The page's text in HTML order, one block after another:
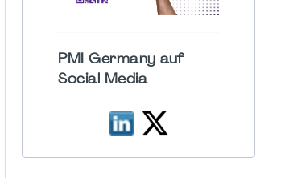
PMI Germany auf
Social Media